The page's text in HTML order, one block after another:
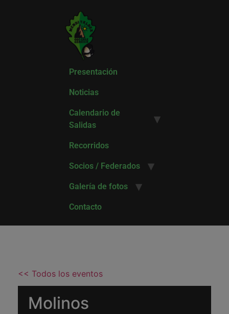
Presentación
Noticias
Calendario de
Salidas
Recorridos
Socios / Federados
Galería de fotos
Contacto
<< Todos los eventos
Molinos